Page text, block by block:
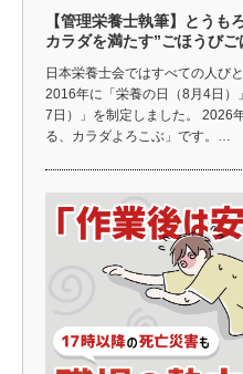
【管理栄養士執筆】とう
カラダを満たす”ごほうび
日本栄養士会ではすべての人び
2016年に「栄養の日（8月4日）
7日）」を制定しました。 2026
る、カラダよろこぶ」です。…